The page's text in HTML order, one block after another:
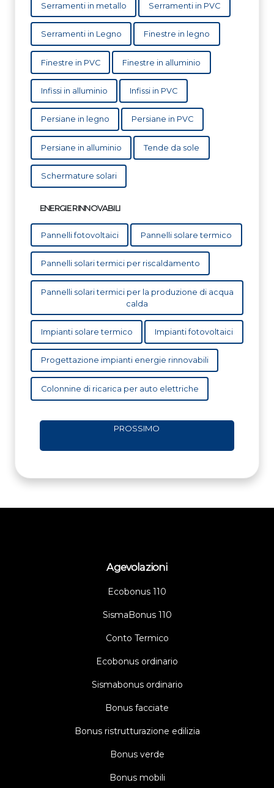
Serramenti in metallo Serramenti in PVC
Serramenti in Legno Finestre in legno
Finestre in PVC Finestre in alluminio
Infissi in alluminio Infissi in PVC
Persiane in legno Persiane in PVC
Persiane in alluminio Tende da sole
Schermature solari
ENERGIE RINNOVABILI
Pannelli fotovoltaici Pannelli solare termico
Pannelli solari termici per riscaldamento
Pannelli solari termici per la produzione di acqua
calda
Impianti solare termico Impianti fotovoltaici
Progettazione impianti energie rinnovabili
Colonnine di ricarica per auto elettriche
PROSSIMO
Agevolazioni
Ecobonus 110
SismaBonus 110
Conto Termico
Ecobonus ordinario
Sismabonus ordinario
Bonus facciate
Bonus ristrutturazione edilizia
Bonus verde
Bonus mobili